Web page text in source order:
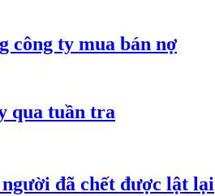
công ty mua bán nợ
qua tuần tra
đã chết được lật lại